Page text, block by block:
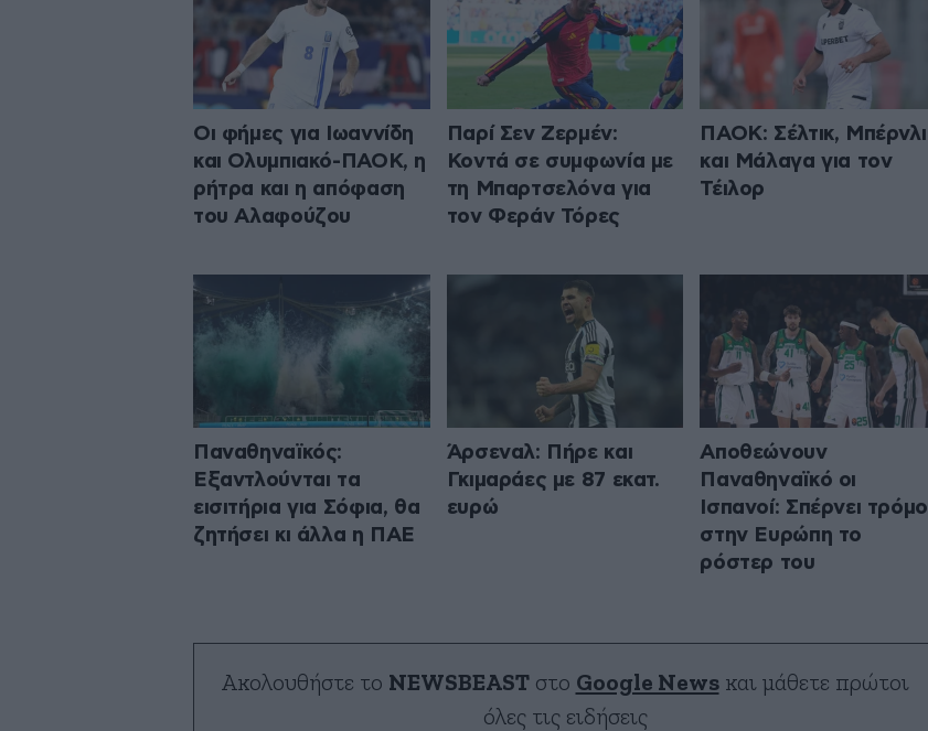
Οι φήμες για Ιωαννίδη
και Ολυμπιακό-ΠΑΟΚ, η
ρήτρα και η απόφαση
του Αλαφούζου
Παρί Σεν Ζερμέν:
Κοντά σε συμφωνία με
τη Μπαρτσελόνα για
τον Φεράν Τόρες
ΠΑΟΚ: Σέλτικ, Μπέρνλι
και Μάλαγα για τον
Τέιλορ
Παναθηναϊκός:
Εξαντλούνται τα
εισιτήρια για Σόφια, θα
ζητήσει κι άλλα η ΠΑΕ
Άρσεναλ: Πήρε και
Γκιμαράες με 87 εκατ.
ευρώ
Αποθεώνουν
Παναθηναϊκό οι
Ισπανοί: Σπέρνει τρόμο
στην Ευρώπη το
ρόστερ του
Ακολουθήστε το NEWSBEASTστο Google Newsκαι μάθετε πρώτοι
όλες τις ειδήσεις